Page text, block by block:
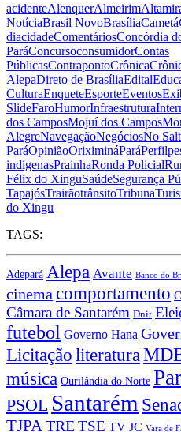
acidenteAlenquerAlmeirim
NotíciaBrasil NovoBrasíliaCametá
diacidadeComentáriosConcórdia
ParáConcursoconsumidorContas
PúblicasContrapontoCrônica
AlepaDireto de BrasíliaEdital
CulturaEnqueteEsporteEventos
SlideFaroHumorInfraestrutura
dos CamposMojuí dos Campos
AlegreNavegaçãoNegóciosNo
ParáOpiniãoOriximináParáPerfil
indígenasPrainhaRonda Policial
Félix do XinguSaúdeSegurança
TapajósTrairãotrânsitoTribuna
do Xingu
TAGS:
Adepará Alepa Avante Banco do
cinema comportamento
Câmara de Santarém Dnit
futebol Governo Hana
Licitação literatura
música Ourilândia do Norte
PSOL Santarém
TJPATRETSE TV JC Vara de